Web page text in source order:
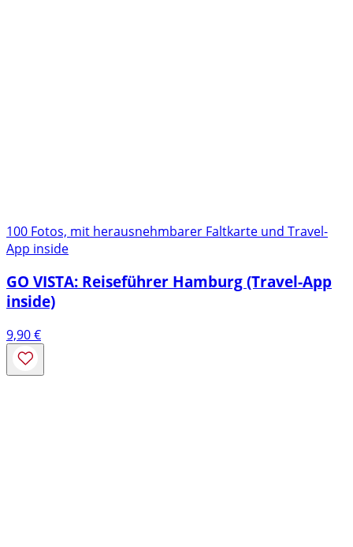
100 Fotos, mit herausnehmbarer Faltkarte und Travel-
App inside
GO VISTA: Reiseführer Hamburg (Travel-App
inside)
9,90€